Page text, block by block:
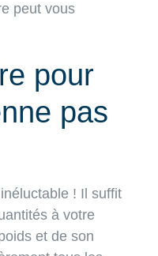
peut vous
pour
pas
! Il suffit
à votre
et de son